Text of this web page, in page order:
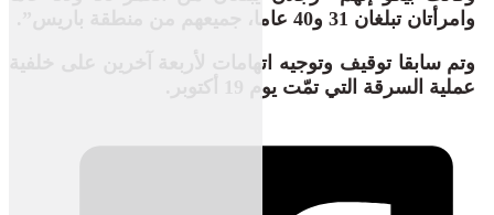
وامرأتان تبلغان 31 و40 عاما، جميعهم من منطقة باريس”.
وتم سابقا توقيف وتوجيه اتهامات لأربعة آخرين على خلفية
عملية السرقة التي تمّت يوم 19 أكتوبر.